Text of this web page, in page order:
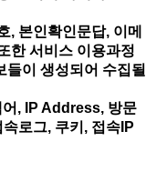
본인확인문답, 이메
한 서비스 이용과정
들이 생성되어 수집될
, IP Address, 방문
로그, 쿠키, 접속IP